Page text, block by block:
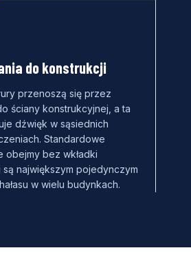
do konstrukcji
przenoszą się przez
ściany konstrukcyjnej, a ta
dźwięk w sąsiednich
Standardowe
obejmy bez wkładki
są największym pojedynczym
w wielu budynkach.